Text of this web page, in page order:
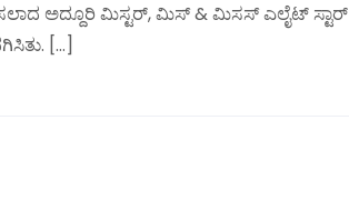
ಅದ್ದೂರಿ ಮಿಸ್ಟರ್, ಮಿಸ್ & ಮಿಸಸ್ ಎಲೈಟ್ ಸ್ಟಾರ್
[…]